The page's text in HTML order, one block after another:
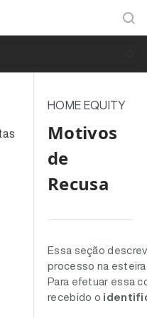
HOME EQUITY
Motivos
de
Recusa
Essa seção
processo na
Para efetuar essa
recebido o